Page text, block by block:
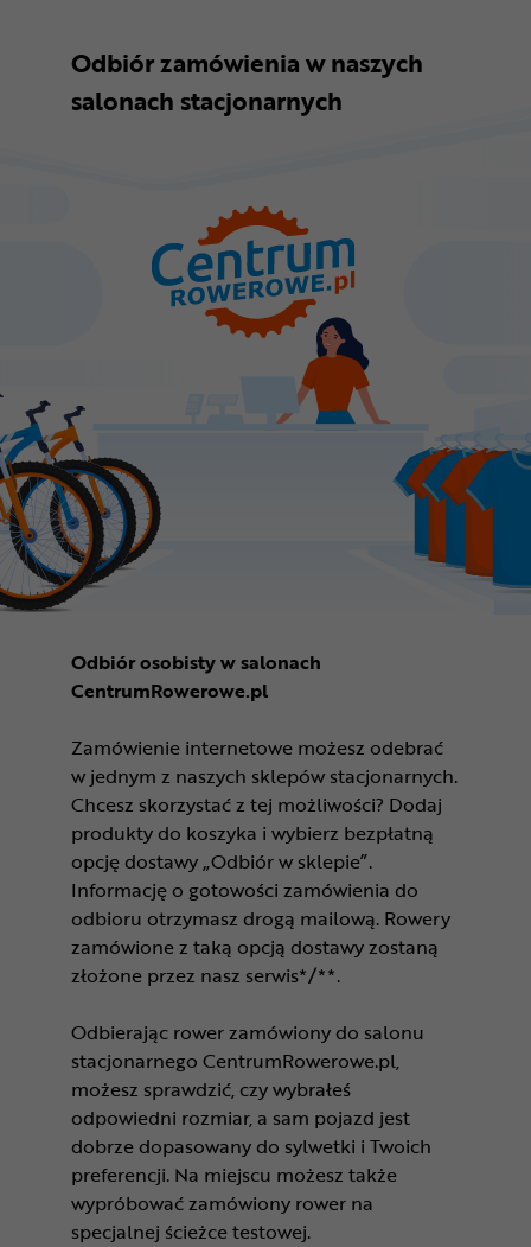
Odbiór zamówienia w naszych
salonach stacjonarnych
Odbiór osobisty w salonach
CentrumRowerowe.pl
Zamówienie internetowe możesz odebrać
w jednym z naszych sklepów stacjonarnych.
Chcesz skorzystać z tej możliwości? Dodaj
produkty do koszyka i wybierz bezpłatną
opcję dostawy „Odbiór w sklepie”.
Informację o gotowości zamówienia do
odbioru otrzymasz drogą mailową. Rowery
zamówione z taką opcją dostawy zostaną
złożone przez nasz serwis*/**.
Odbierając rower zamówiony do salonu
stacjonarnego CentrumRowerowe.pl,
możesz sprawdzić, czy wybrałeś
odpowiedni rozmiar, a sam pojazd jest
dobrze dopasowany do sylwetki i Twoich
preferencji. Na miejscu możesz także
wypróbować zamówiony rower na
specjalnej ścieżce testowej.